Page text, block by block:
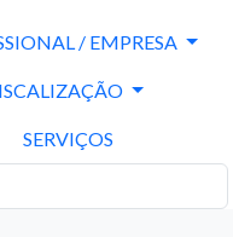
/ EMPRESA
SERVIÇOS